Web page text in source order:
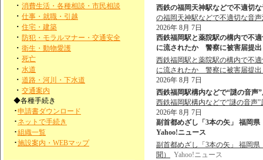
・ 消費生活・各種相談・市民相談
・ 仕事・就職・引越
・ 住宅・建築
・ 防犯・モラルマナー・交通安全
・ 衛生・動物愛護
・ 死亡
・ 水道
・ 道路・河川・下水道
・ 交通案内
◆各種手続き
･申請書ダウンロード
･ ネットで手続き
･組織一覧
･施設案内・WEBマップ
西鉄の福岡天神駅などで不適切
の福岡天神駅などで不適切な音
2026年 8月 7日
西鉄福岡駅と薬院駅の構内で不
に流されたか 警察に被害届提出
西鉄福岡駅と薬院駅の構内で不
に流されたか 警察に被害届提出
2026年 8月 7日
西鉄福岡駅構内などで“謎の音声
西鉄福岡駅構内などで“謎の音声
2026年 8月 7日
副首都めざし「3本の矢」 福岡
Yahoo!ニュース
副首都めざし「3本の矢」 福岡
聞）
Yahoo!ニュース